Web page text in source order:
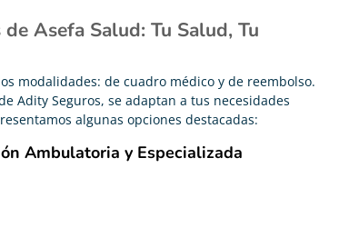
Asefa Salud: Tu Salud, Tu
modalidades: de cuadro médico y de reembolso.
Adity Seguros, se adaptan a tus necesidades
algunas opciones destacadas:
Ambulatoria y Especializada